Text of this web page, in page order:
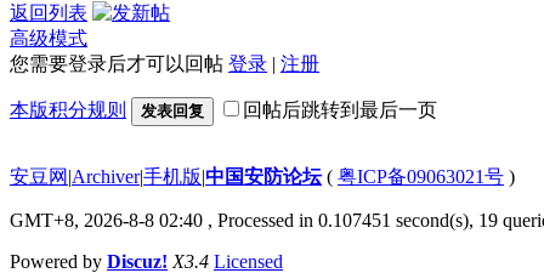
返回列表
高级模式
您需要登录后才可以回帖 登录 | 注册
本版积分规则 发表回复 回帖后跳转到最后一页
安豆网 |Archiver|手机版|中国安防论坛( 粤ICP备09063021号 )
GMT+8, 2026-8-8 02:40 , Processed in 0.107451 second(s), 19
Powered by Discuz! X3.4 Licensed